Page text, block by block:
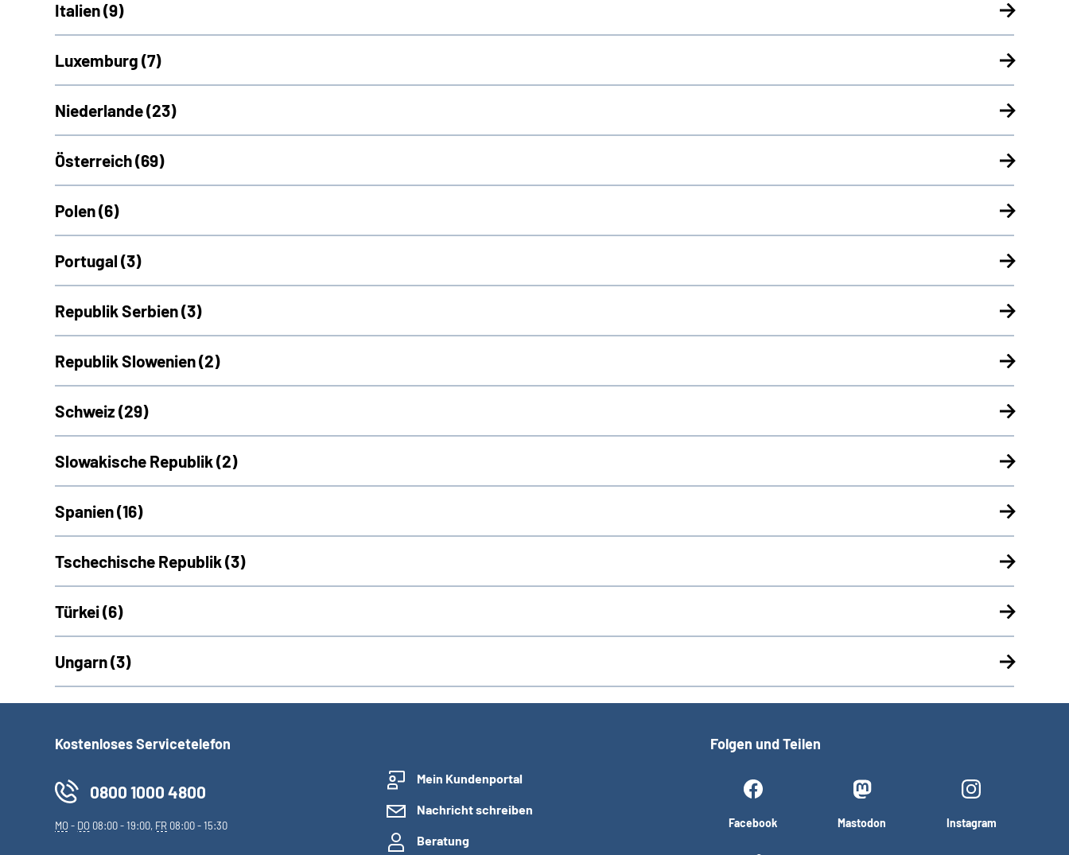
Italien (9)
Luxemburg (7)
Niederlande (23)
Österreich (69)
Polen (6)
Portugal (3)
Republik Serbien (3)
Republik Slowenien (2)
Schweiz (29)
Slowakische Republik (2)
Spanien (16)
Tschechische Republik (3)
Türkei (6)
Ungarn (3)
Kostenloses Servicetelefon
0800 1000 4800
MO- DO 08:00 - 19:00, FR 08:00 - 15:30
Mein Kundenportal
Nachricht schreiben
Beratung
Folgen und Teilen
Facebook Mastodon Instagram